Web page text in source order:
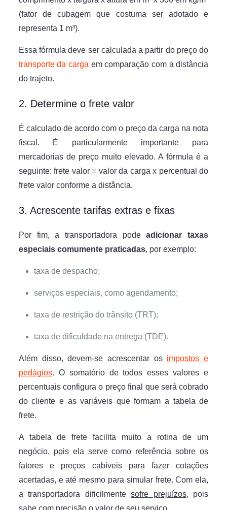
(fator de cubagem que costuma ser adotado e
representa 1 m³).
Essa fórmula deve ser calculada a partir do preço do
transporte da carga em comparação com a distância
do trajeto.
2. Determine o frete valor
É calculado de acordo com o preço da carga na nota
fiscal. É particularmente importante para
mercadorias de preço muito elevado. A fórmula é a
seguinte: frete valor = valor da carga x percentual do
frete valor conforme a distância.
3. Acrescente tarifas extras e fixas
Por fim, a transportadora podeadicionar taxas
especiais comumente praticadas, por exemplo:
taxa de despacho;
serviços especiais, como agendamento;
taxa de restrição do trânsito (TRT);
taxa de dificuldade na entrega (TDE).
Além disso, devem-se acrescentar os impostos e
pedágios. O somatório de todos esses valores e
percentuais configura o preço final que será cobrado
do cliente e as variáveis que formam a tabela de
frete.
A tabela de frete facilita muito a rotina de um
negócio, pois ela serve como referência sobre os
fatores e preços cabíveis para fazer cotações
acertadas, e até mesmo para simular frete. Com ela,
a transportadora dificilmentesofre prejuízos, pois
sabe com precisão o valor de seu serviço.